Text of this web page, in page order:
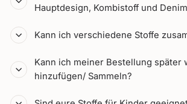
Hauptdesign, Kombistoff und
Kann ich verschiedene Stoffe
Kann ich meiner Bestellung später
hinzufügen/ Sammeln?